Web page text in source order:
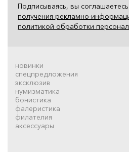
Подписываясь, вы
получения рекламно-
политикой обработки
новинки
спецпредложения
эксклюзив
нумизматика
бонистика
фалеристика
филателия
аксессуары